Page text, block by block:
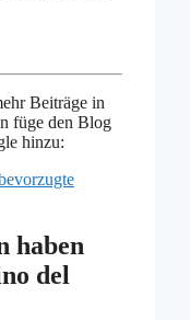
Beiträge in
füge den Blog
hinzu:
haben
del